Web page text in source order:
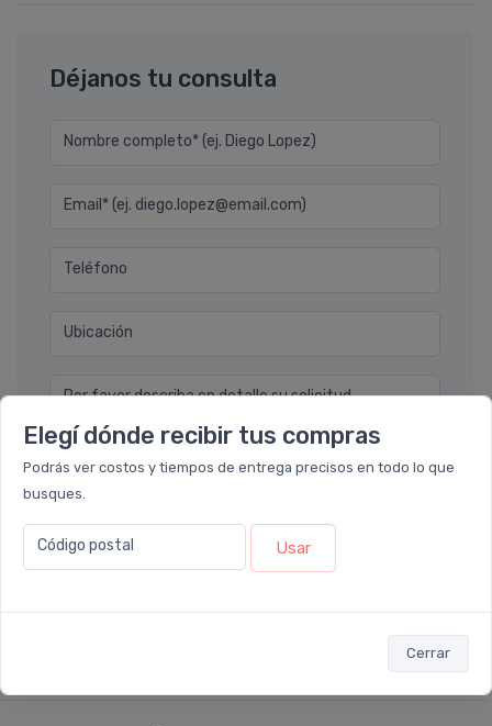
Elegí dónde recibir tus compras
Podrás ver costos y tiempos de entrega precisos en todo lo que
busques.
Código postal Usar
Cerrar
Déjanos tu consulta
Nombre completo* (ej. Diego Lopez)
Email* (ej. diego.lopez@email.com)
Teléfono
Ubicación
Por favor describa en detalle su solicitud
Enviar consulta